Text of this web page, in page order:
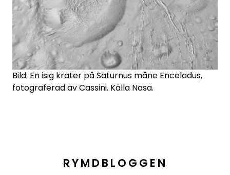
Bild: En isig krater på Saturnus måne Enceladus,
fotograferad av Cassini. Källa Nasa.
RYMDBLOGGEN